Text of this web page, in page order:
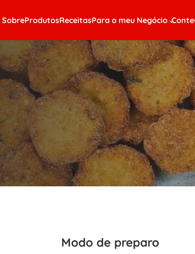
SobreProdutosReceitasPara o meu Negócio
Modo de preparo